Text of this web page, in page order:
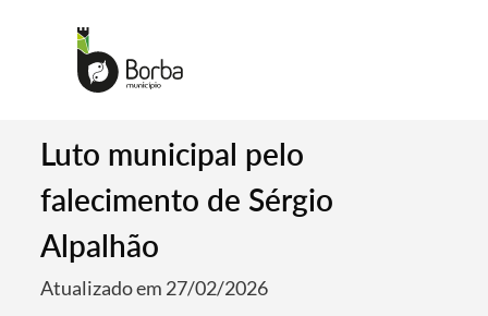
Luto municipal pelo
falecimento de Sérgio
Alpalhão
Atualizado em 27/02/2026